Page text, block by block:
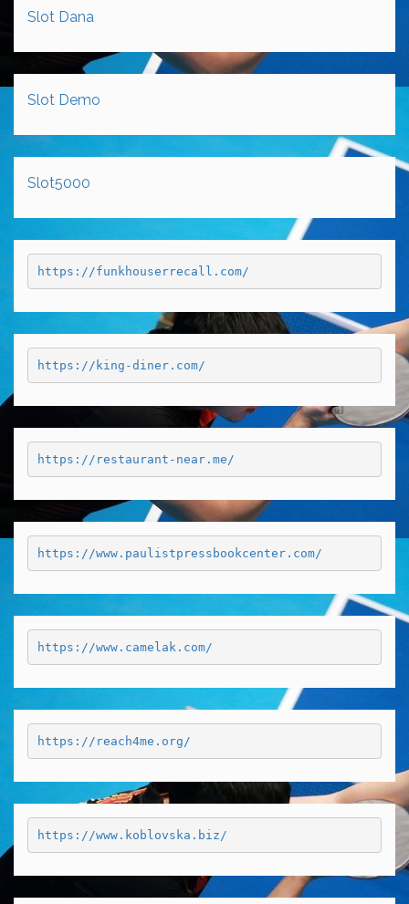
Slot Dana
Slot Demo
Slot5000
https://funkhouserrecall.com/
https://king-diner.com/
https://restaurant-near.me/
https://www.paulistpressbookcenter.com/
https://www.camelak.com/
https://reach4me.org/
https://www.koblovska.biz/